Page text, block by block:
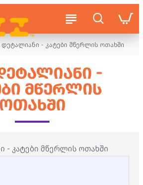
დეტალიანი - კატები მწერლის ოთახში
-
ᲛᲬᲔᲠᲚᲘᲡ
ᲝᲗᲐᲮᲨᲘ